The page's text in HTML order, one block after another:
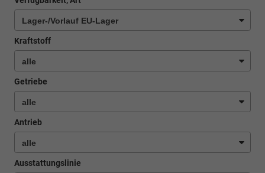
Kraftstoff
Getriebe
Antrieb
Ausstattungslinie